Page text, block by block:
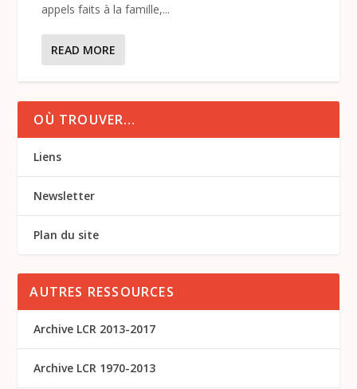
appels faits à la famille,...
READ MORE
OÙ TROUVER…
Liens
Newsletter
Plan du site
AUTRES RESSOURCES
Archive LCR 2013-2017
Archive LCR 1970-2013